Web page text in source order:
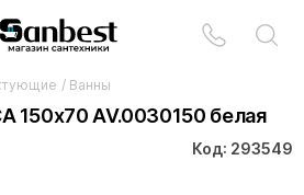
/ Ванны
150х70 AV.0030150 белая
Код: 293549